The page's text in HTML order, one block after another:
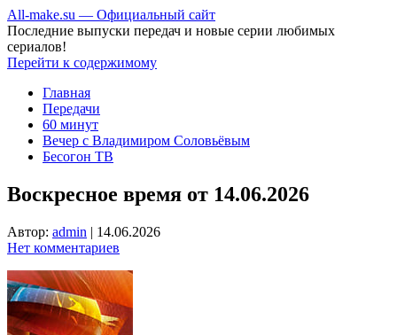
All-make.su — Официальный сайт
Последние выпуски передач и новые серии любимых
сериалов!
Перейти к содержимому
Главная
Передачи
60 минут
Вечер с Владимиром Соловьёвым
Бесогон ТВ
Воскресное время от 14.06.2026
Автор: admin | 14.06.2026
Нет комментариев